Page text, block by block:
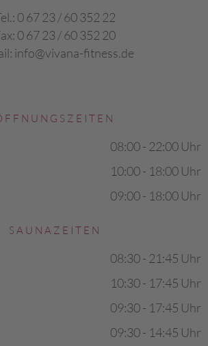
0 67 23 / 60 352 22
0 67 23 / 60 352 20
info@vivana-fitness.de
08:00 - 22:00 Uhr
10:00 - 18:00 Uhr
09:00 - 18:00 Uhr
SAUNAZEITEN
08:30 - 21:45 Uhr
10:30 - 17:45 Uhr
09:30 - 17:45 Uhr
09:30 - 14:45 Uhr